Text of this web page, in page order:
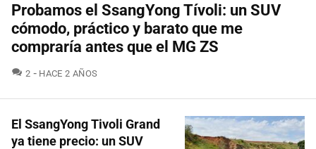
Probamos el SsangYong Tívoli: un SUV
cómodo, práctico y barato que me
compraría antes que el MG ZS
2 COMENTARIOS
HACE 2 AÑOS
El SsangYong Tivoli Grand
ya tiene precio: un SUV